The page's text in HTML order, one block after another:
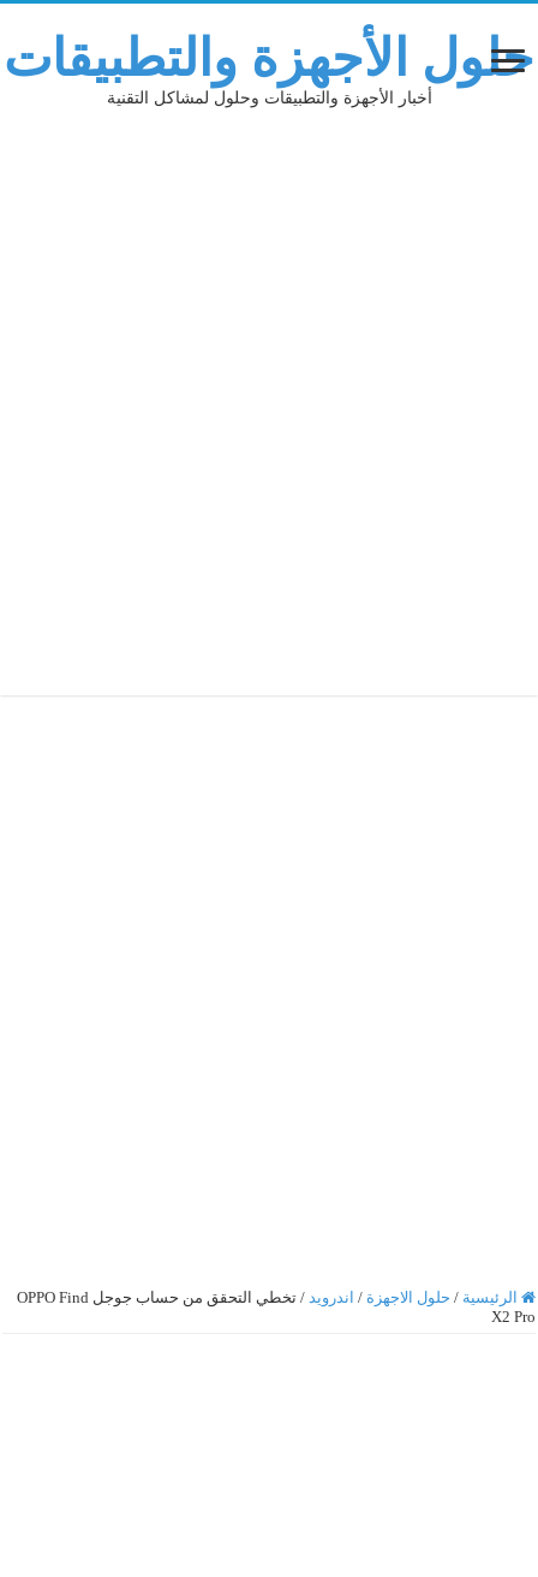
حلول الأجهزة والتطبيقات
أخبار الأجهزة والتطبيقات وحلول لمشاكل التقنية
الرئيسية / حلول الاجهزة / اندرويد /
تخطي التحقق من حساب جوجل OPPO Find
X2 Pro